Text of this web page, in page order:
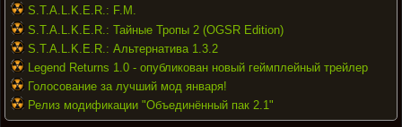
S.T.A.L.K.E.R.: F.M.
S.T.A.L.K.E.R.: Тайные Тропы 2 (OGSR Edition)
S.T.A.L.K.E.R.: Альтернатива 1.3.2
Legend Returns 1.0 - опубликован новый геймплейный трейлер
Голосование за лучший мод января!
Релиз модификации "Объединённый пак 2.1"